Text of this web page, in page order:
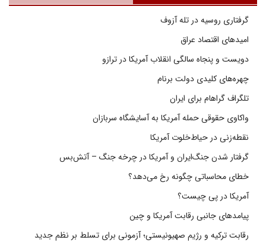
گرفتاری روسیه در تله آزوف
امیدهای اقتصاد عراق
دویست و پنجاه سالگی انقلاب آمریکا در ترازو
چهره‌های کلیدی دولت برنام
تلگراف گراهام برای ایران
واکاوی حقوقی حمله آمریکا به آسایشگاه سربازان
نقطه‌زنی در حیاط‌خلوت آمریکا
گرفتار شدن جنگ‌ایران و آمریکا در چرخه جنگ – آتش‌بس
خطای محاسباتی چگونه رخ می‌دهد؟
آمریکا در پی چیست؟
پیامدهای جانبی رقابت آمریکا و چین
رقابت ترکیه و رژیم صهیونیستی؛ آزمونی برای تسلط بر نظم جدید